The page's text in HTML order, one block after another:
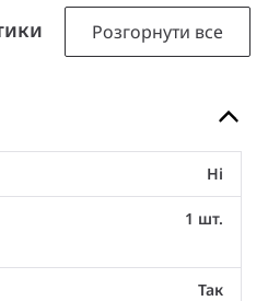
Розгорнути все
Ні
1 шт.
Так